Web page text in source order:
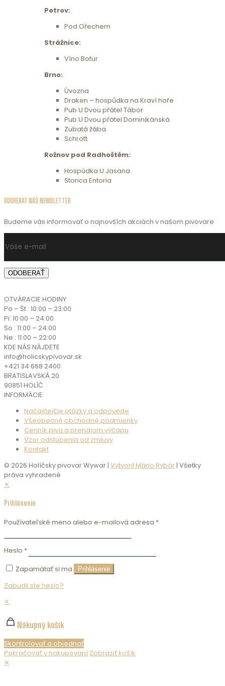
Petrov:
Pod Ořechem
Strážnice:
Víno Botur
Brno:
Úvozna
Draken – hospůdka na Kraví hoře
Pub U Dvou přátel Tábor
Pub U Dvou přátel Dominikánská
Zubatá žába
Schrott
Rožnov pod Radhoštěm:
Hospúdka U Jasana
Storica Entoria
ODOBERAŤ NÁŠ NEWSLETTER
Budeme vás informovať o najnovších akciách v našom pivovare
OTVÁRACIE HODINY
Po – Št : 10:00 – 23:00
Pi: 10:00 – 24:00
So : 11:00 – 24:00
Ne : 11:00 – 22:00
KDE NÁS NÁJDETE
info@holicskypivovar.sk
+421 34 668 2400
BRATISLAVSKÁ 20
90851 HOLÍČ
INFORMÁCIE
Načastejčie otázky a odpovede
Všeobecné obchodné podmienky
Cenník piva a prenájom výčapu
Vzor odstúpenia od zmluvy
Kontakt
© 2026 Holíčsky pivovar Wywar | Vytvoril Mário Rybár| Všetky
práva vyhradené
✕
Prihlásenie
Používateľské meno alebo e-mailová adresa *
Heslo *
Zapamätať si ma
Prihlásenie
Zabudli ste heslo?
✕
Nákupný košík
Skontrolovať a objednať
Pokračovať v nakupovaní Zobraziť košík
✕